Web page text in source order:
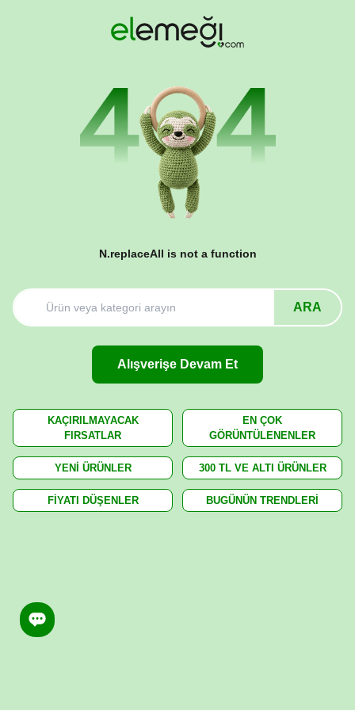
N.replaceAll is not a function
ARA
Alışverişe Devam Et
KAÇIRILMAYACAK
FIRSATLAR
EN ÇOK
GÖRÜNTÜLENENLER
YENİ ÜRÜNLER 300 TL VE ALTI ÜRÜNLER
FİYATI DÜŞENLER BUGÜNÜN TRENDLERİ